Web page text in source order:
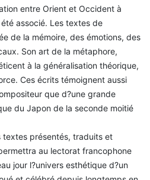
entre Orient et Occident à
associé. Les textes de
de la mémoire, des émotions, des
Son art de la métaphore,
à la généralisation théorique,
Ces écrits témoignent aussi
que d?une grande
du Japon de la seconde moitié
textes présentés, traduits et
au lectorat francophone
jour l?univers esthétique d?un